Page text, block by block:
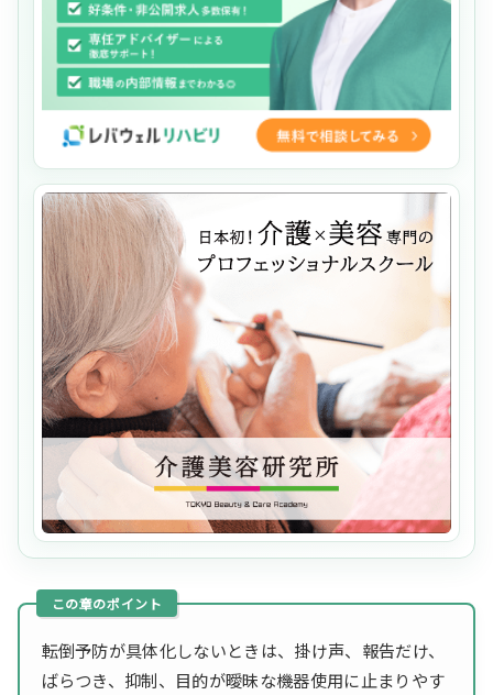
転倒予防が具体化しないときは、掛け声、報告だけ、
ばらつき、抑制、目的が曖昧な機器使用に止まりやす